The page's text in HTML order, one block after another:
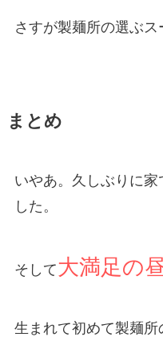
さすが製麺所の選ぶス
まとめ
いやあ。久しぶりに
した。
そして大満足の
生まれて初めて製麺所